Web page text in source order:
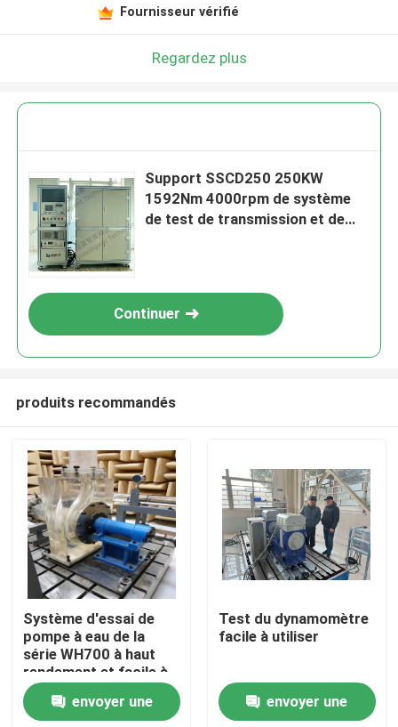
À la maison
Produits
À propos de nous
Fournisseur vérifié
Regardez plus
Support SSCD250 250KW
1592Nm 4000rpm de système
de test de transmission et de
Continuer
produits recommandés
Système d'essai de
pompe à eau de la
série WH700 à haut
rendement et facile à
utiliser
envoyer une
Test du dynamomètre
facile à utiliser
envoyer une